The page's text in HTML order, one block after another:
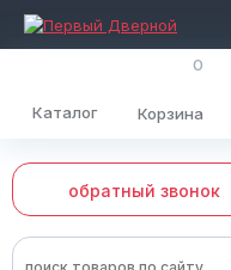
Каталог
0
Корзина
обратный звонок